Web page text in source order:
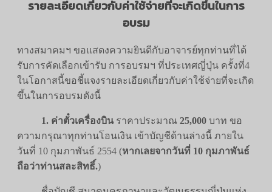
รายละเอียดเกี่ยวกับค่าใช้จ่ายที่จะเกิดขึ้นในการ
อบรม
ทางสมาคมฯ ขอแสดงความยินดีกับอาจารย์ทุกท่านที่ได้
รับการคัดเลือกเข้ารับ การอบรมฯ ที่ประเทศญี่ปุ่น ครั้งที่4
ในโอกาสนี้ขอชี้แจงรายละเอียดเกี่ยวกับค่าใช้จ่ายที่จะเกิด
ขึ้นในการอบรมดังนี้
1. ค่าตั๋วเครื่องบิน ราคาประมาณ 25,000 บาท ขอ
ความกรุณาทุกท่านโอนเงิน เข้าบัญชีด้านล่างนี้ ภายใน
วันที่ 10 กุมภาพันธ์ 2554 (หากเลยจากวันที่ 10 กุมภาพันธ์
ถือว่าท่านสละสิทธิ์.)